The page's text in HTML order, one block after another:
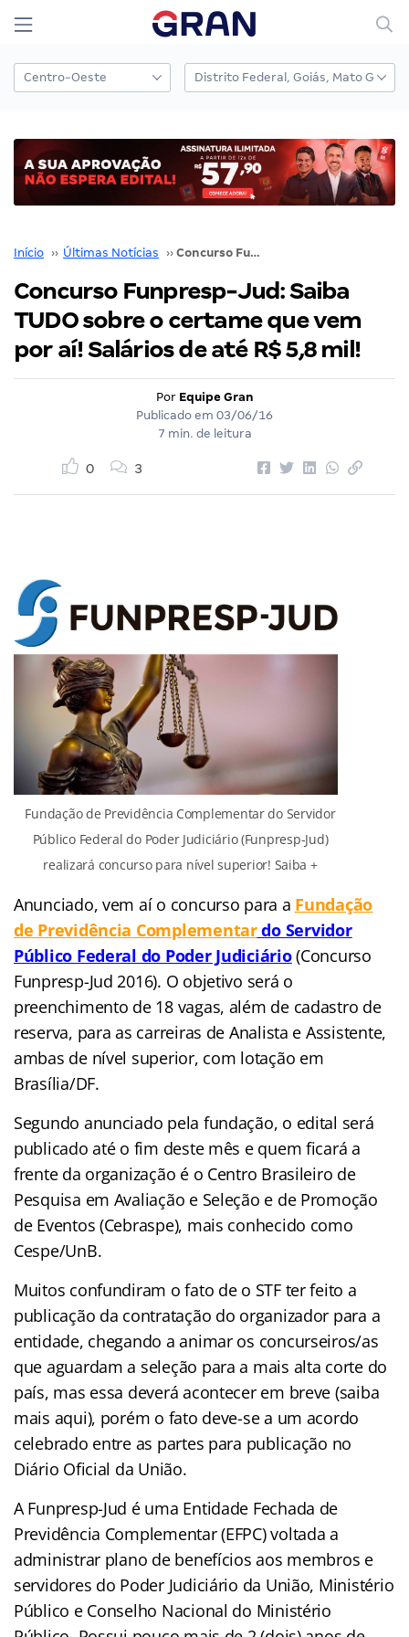
Início ›› Últimas Notícias ›› Concurso Funpresp-Jud: Saiba TUDO sobre o certame que vem por aí! Salários de até R$ 5,8 mil!
Concurso Funpresp-Jud: Saiba
TUDO sobre o certame que vem
por aí! Salários de até R$ 5,8 mil!
Por Equipe Gran
Publicado em 03/06/16
7 min. de leitura
0 3
Fundação de Previdência Complementar do Servidor
Público Federal do Poder Judiciário (Funpresp-Jud)
realizará concurso para nível superior! Saiba +
Anunciado, vem aí o concurso para a Fundação
de Previdência Complementardo Servidor
Público Federal do Poder Judiciário(Concurso
Funpresp-Jud 2016). O objetivo será o
preenchimento de 18 vagas, além de cadastro de
reserva, para as carreiras de Analista e Assistente,
ambas de nível superior, com lotação em
Brasília/DF.
Segundo anunciado pela fundação, o edital será
publicado até o fim deste mês e quem ficará a
frente da organização é o Centro Brasileiro de
Pesquisa em Avaliação e Seleção e de Promoção
de Eventos (Cebraspe), mais conhecido como
Cespe/UnB.
Muitos confundiram o fato de o STF ter feito a
publicação da contratação do organizador para a
entidade, chegando a animar os concurseiros/as
que aguardam a seleção para a mais alta corte do
país, mas essa deverá acontecer em breve (saiba
mais aqui), porém o fato deve-se a um acordo
celebrado entre as partes para publicação no
Diário Oficial da União.
A Funpresp-Jud é uma Entidade Fechada de
Previdência Complementar (EFPC) voltada a
administrar plano de benefícios aos membros e
servidores do Poder Judiciário da União, Ministério
Público e Conselho Nacional do Ministério